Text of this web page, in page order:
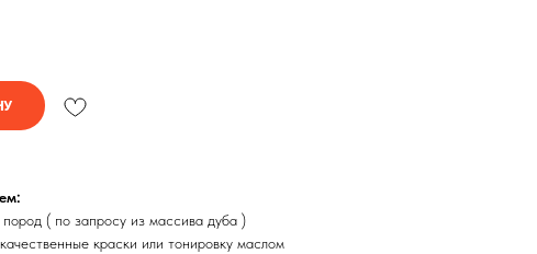
( по запросу из массива дуба )
краски или тонировку маслом